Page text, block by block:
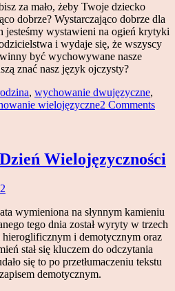
za mało, żeby Twoje dziecko
dobrze? Wystarczająco dobrze dla
jesteśmy wystawieni na ogień krytyki
i wydaje się, że wszyscy
być wychowywane nasze
znać nasz język ojczysty?
, wychowanie dwujęzyczne,
wielojęzyczne2 Comments
Wielojęzyczności
wymieniona na słynnym kamieniu
tego dnia został wyryty w trzech
hieroglificznym i demotycznym oraz
stał się kluczem do odczytania
się to po przetłumaczeniu tekstu
demotycznym.